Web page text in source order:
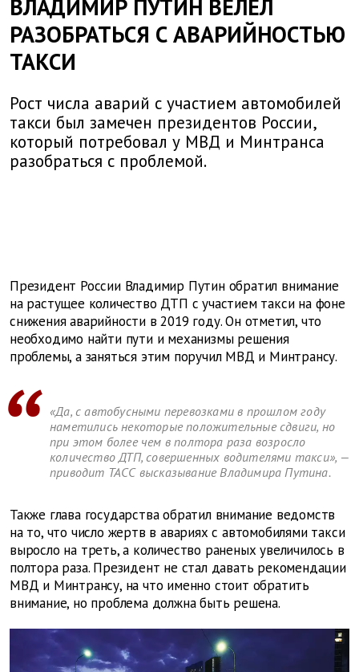
ВЛАДИМИР ПУТИН ВЕЛЕЛ
РАЗОБРАТЬСЯ С АВАРИЙНОСТЬЮ
ТАКСИ
Рост числа аварий с участием автомобилей
такси был замечен президентов России,
который потребовал у МВД и Минтранса
разобраться с проблемой.
Президент России Владимир Путин обратил внимание
на растущее количество ДТП с участием такси на фоне
снижения аварийности в 2019 году. Он отметил, что
необходимо найти пути и механизмы решения
проблемы, а заняться этим поручил МВД и Минтрансу.
«Да, с автобусными перевозками в прошлом году
наметились некоторые положительные сдвиги, но
при этом более чем в полтора раза возросло
количество ДТП, совершенных водителями такси», —
приводит ТАСС высказывание Владимира Путина.
Также глава государства обратил внимание ведомств
на то, что число жертв в авариях с автомобилями такси
выросло на треть, а количество раненых увеличилось в
полтора раза. Президент не стал давать рекомендации
МВД и Минтрансу, на что именно стоит обратить
внимание, но проблема должна быть решена.